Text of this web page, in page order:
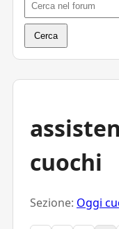
cuochi
Sezione: Oggi
Cerca